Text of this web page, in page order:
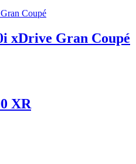
xDrive Gran Coupé
XR